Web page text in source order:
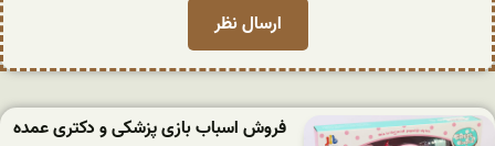
فروش اسباب بازی پزشکی و دکتری عمده